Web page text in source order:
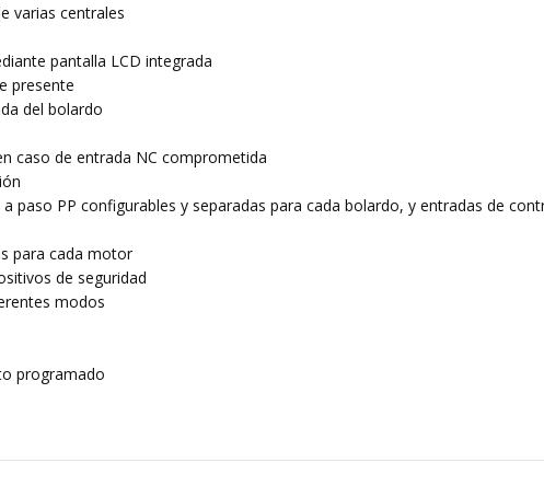
varias centrales
pantalla LCD integrada
presente
del bolardo
caso de entrada NC comprometida
paso PP configurables y separadas para cada bolardo, y entradas de
para cada motor
de seguridad
modos
programado